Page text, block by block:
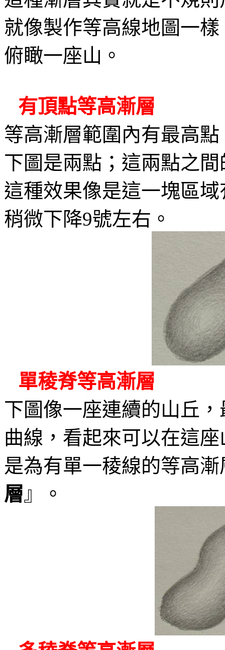
就像製作等高線地圖一
俯瞰一座山。
有頂點等高漸層
等高漸層範圍內有最高
下圖是兩點；這兩點之
這種效果像是這一塊區
稍微下降9號左右。
單稜脊等高漸層
下圖像一座連續的山丘
曲線，看起來可以在這
是為有單一稜線的等高
層』。